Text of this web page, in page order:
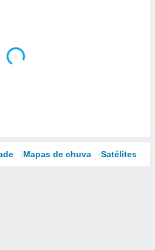
Mapas de chuva Satélites